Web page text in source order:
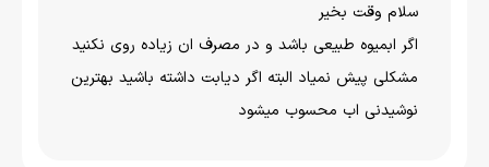
سلام وقت بخیر
اگر ابمیوه طبیعی باشد و در مصرف ان زیاده روی نکنید
مشکلی پیش نمیاد البته اگر دیابت داشته باشید بهترین
نوشیدنی اب محسوب میشود